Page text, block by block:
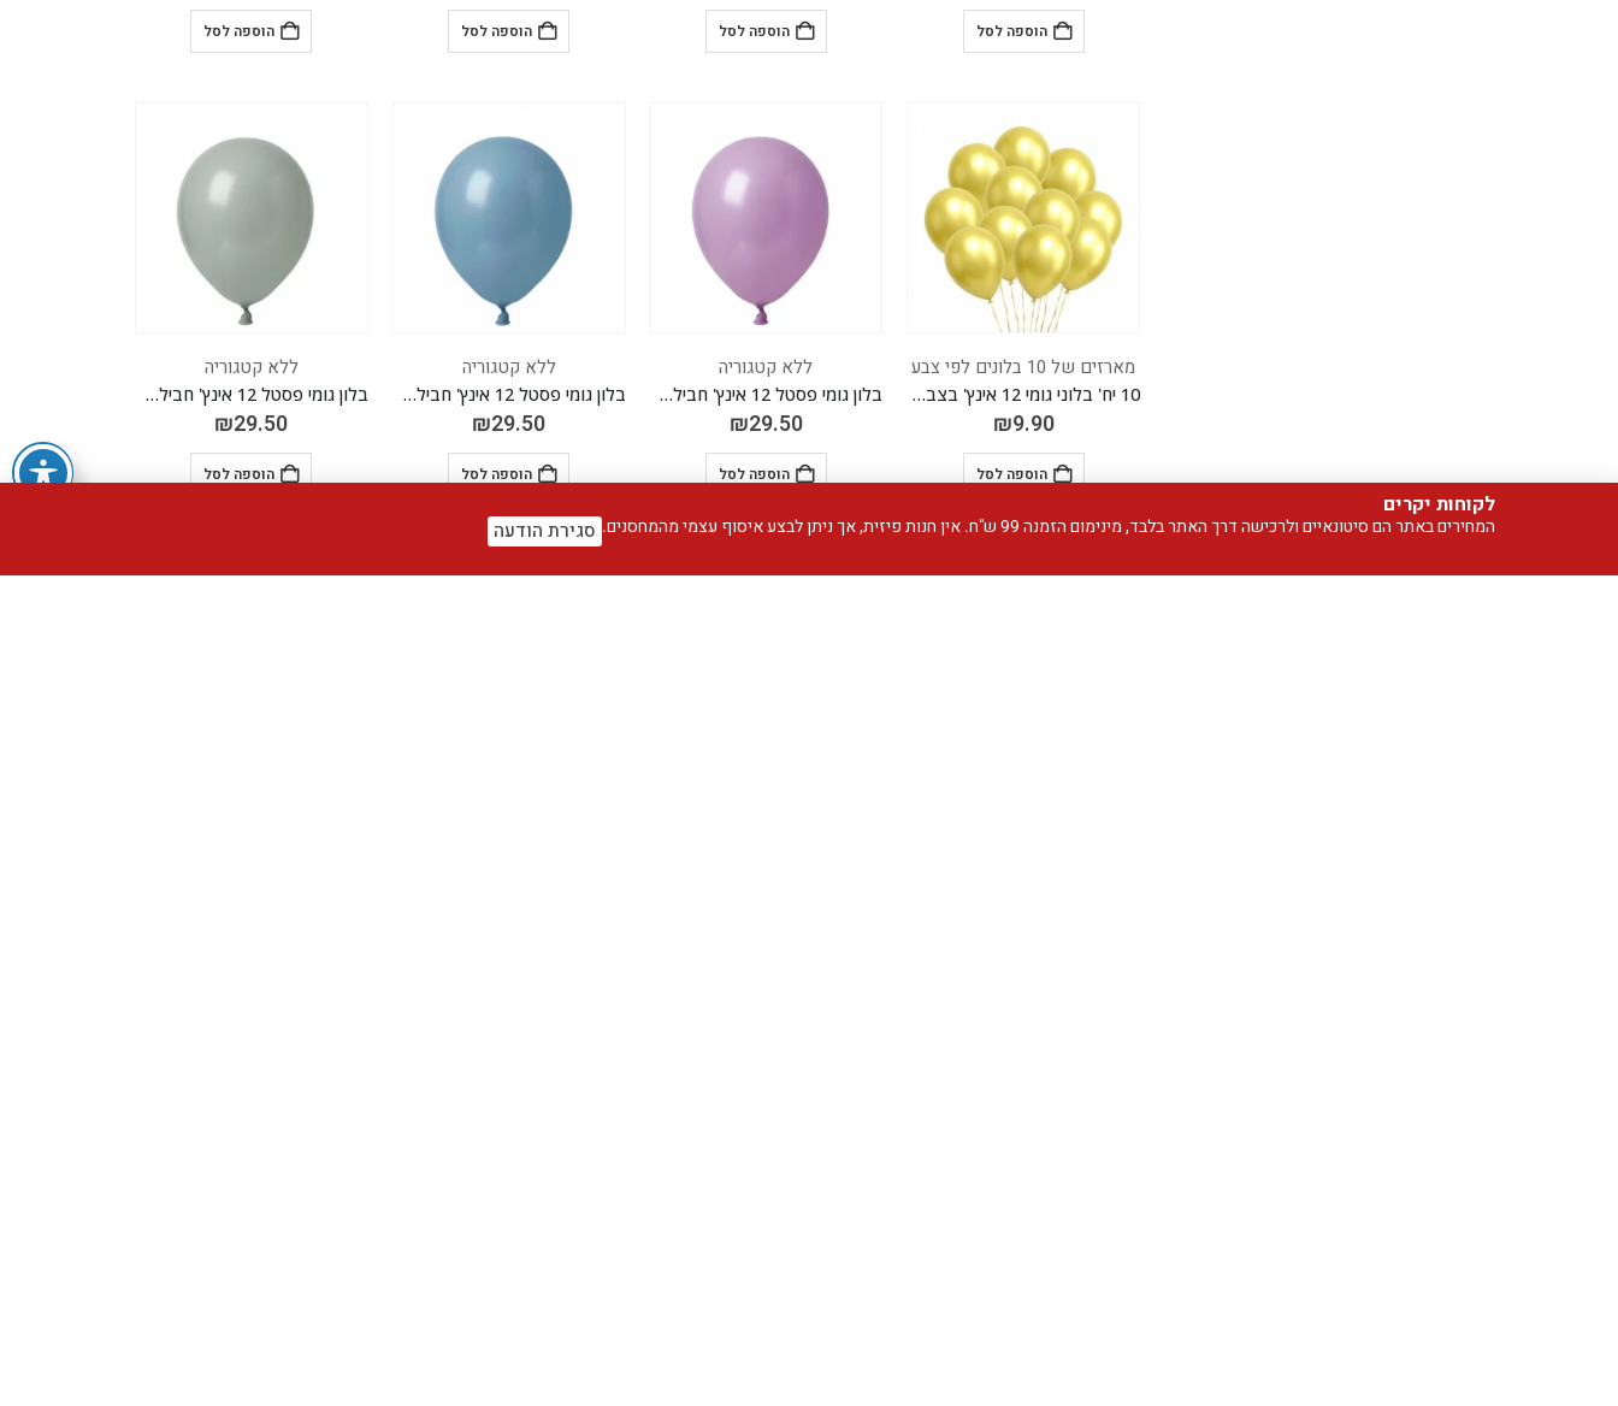
הוספה לסל הוספה לסל הוספה לסל הוספה לסל
מארזים של 10 בלונים לפי צבע
10 יח' בלוני גומי 12 אינץ' בצבע צהוב מקרון
₪9.90
הוספה לסל
ללא קטגוריה
בלון גומי פסטל 12 אינץ' חבילה של 100 יח' PASTEL DUSK LAVENDER 260
₪29.50
הוספה לסל
ללא קטגוריה
בלון גומי פסטל 12 אינץ' חבילה של 100 יח' PASTEL DUSK BLUE 250
₪29.50
הוספה לסל
ללא קטגוריה
בלון גומי פסטל 12 אינץ' חבילה של 100 יח' PASTEL DUSK GREEN 240
₪29.50
הוספה לסל
לקוחות יקרים
המחירים באתר הם סיטונאיים ולרכישה דרך האתר בלבד, מינימום הזמנה 99 ש"ח. אין חנות פיזית, אך ניתן לבצע איסוף עצמי מהמחסנים. סגירת הודעה